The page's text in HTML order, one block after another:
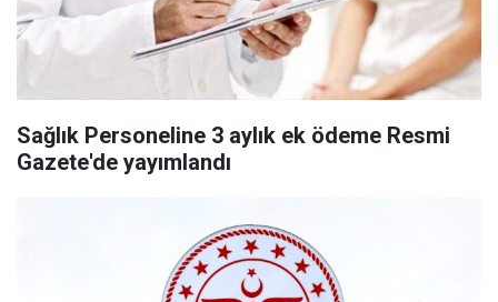
Sağlık Personeline 3 aylık ek ödeme Resmi
Gazete'de yayımlandı